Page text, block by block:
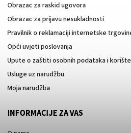
Obrazac za raskid ugovora
Obrazac za prijavu nesukladnosti
Pravilnik o reklamaciji internetske
Opći uvjeti poslovanja
Upute o zaštiti osobnih podataka i
Usluge uz narudžbu
Moja narudžba
INFORMACIJE ZA VAS